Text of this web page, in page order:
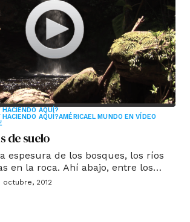
HACIENDO AQUÍ?
HACIENDO AQUÍ?AMÉRICAEL MUNDO EN VÍDEO
de suelo
espesura de los bosques, los ríos
en la roca. Ahí abajo, entre los
hay caminos de jade, pozas
de las cascadas.
octubre, 2012